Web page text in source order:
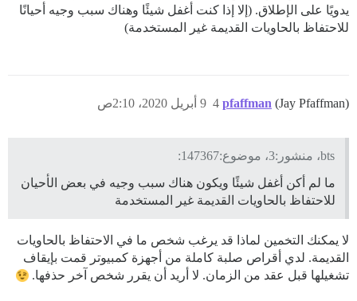
يدويًا على الإطلاق. (إلا إذا كنت أغفل شيئًا وهناك سبب وجيه أحيانًا
للاحتفاظ بالحاويات القديمة غير المستخدمة)
pfaffman (Jay Pfaffman) 9 أبريل 2020، 2:10ص 4
bts، منشور:3، موضوع:147367:
ما لم أكن أغفل شيئًا ويكون هناك سبب وجيه في بعض الأحيان
للاحتفاظ بالحاويات القديمة غير المستخدمة
لا يمكنك التخمين لماذا قد يرغب شخص ما في الاحتفاظ بالحاويات
القديمة. لدي أقراص صلبة كاملة من أجهزة كمبيوتر قمت بإيقاف
تشغيلها قبل عقد من الزمان. لا أريد أن يقرر شخص آخر حذفها.